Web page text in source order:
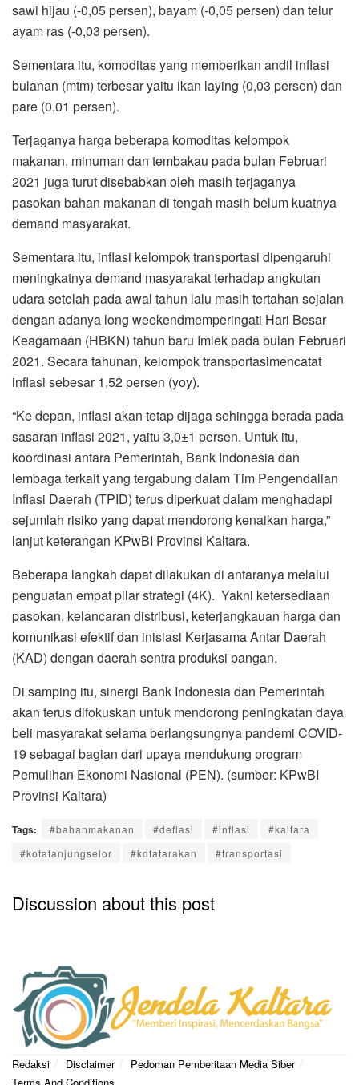
sawi hijau (-0,05 persen), bayam (-0,05 persen) dan telur
ayam ras (-0,03 persen).
Sementara itu, komoditas yang memberikan andil inflasi
bulanan (mtm) terbesar yaitu ikan laying (0,03 persen) dan
pare (0,01 persen).
Terjaganya harga beberapa komoditas kelompok
makanan, minuman dan tembakau pada bulan Februari
2021 juga turut disebabkan oleh masih terjaganya
pasokan bahan makanan di tengah masih belum kuatnya
demand masyarakat.
Sementara itu, inflasi kelompok transportasi dipengaruhi
meningkatnya demand masyarakat terhadap angkutan
udara setelah pada awal tahun lalu masih tertahan sejalan
dengan adanya long weekendmemperingati Hari Besar
Keagamaan (HBKN) tahun baru Imlek pada bulan Februari
2021. Secara tahunan, kelompok transportasimencatat
inflasi sebesar 1,52 persen (yoy).
“Ke depan, inflasi akan tetap dijaga sehingga berada pada
sasaran inflasi 2021, yaitu 3,0±1 persen. Untuk itu,
koordinasi antara Pemerintah, Bank Indonesia dan
lembaga terkait yang tergabung dalam Tim Pengendalian
Inflasi Daerah (TPID) terus diperkuat dalam menghadapi
sejumlah risiko yang dapat mendorong kenaikan harga,”
lanjut keterangan KPwBI Provinsi Kaltara.
Beberapa langkah dapat dilakukan di antaranya melalui
penguatan empat pilar strategi (4K). Yakni ketersediaan
pasokan, kelancaran distribusi, keterjangkauan harga dan
komunikasi efektif dan inisiasi Kerjasama Antar Daerah
(KAD) dengan daerah sentra produksi pangan.
Di samping itu, sinergi Bank Indonesia dan Pemerintah
akan terus difokuskan untuk mendorong peningkatan daya
beli masyarakat selama berlangsungnya pandemi COVID-
19 sebagai bagian dari upaya mendukung program
Pemulihan Ekonomi Nasional (PEN). (sumber: KPwBI
Provinsi Kaltara)
Tags: #bahanmakanan #deflasi #inflasi
#kaltara
#kotatanjungselor
#kotatarakan #transportasi
Discussion about this post
Redaksi Disclaimer
Pedoman Pemberitaan Media Siber